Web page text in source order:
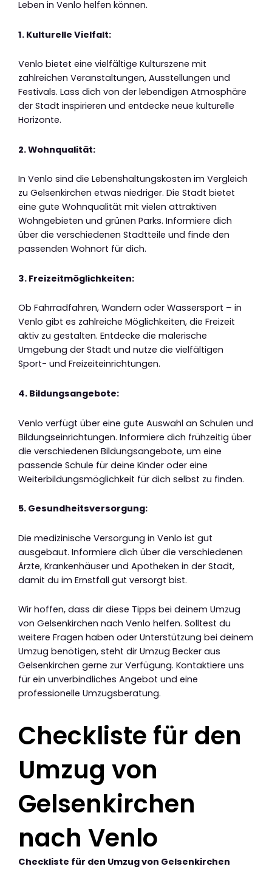
Leben in Venlo helfen können.
1. Kulturelle Vielfalt:
Venlo bietet eine vielfältige Kulturszene mit
zahlreichen Veranstaltungen, Ausstellungen und
Festivals. Lass dich von der lebendigen Atmosphäre
der Stadt inspirieren und entdecke neue kulturelle
Horizonte.
2. Wohnqualität:
In Venlo sind die Lebenshaltungskosten im Vergleich
zu Gelsenkirchen etwas niedriger. Die Stadt bietet
eine gute Wohnqualität mit vielen attraktiven
Wohngebieten und grünen Parks. Informiere dich
über die verschiedenen Stadtteile und finde den
passenden Wohnort für dich.
3. Freizeitmöglichkeiten:
Ob Fahrradfahren, Wandern oder Wassersport – in
Venlo gibt es zahlreiche Möglichkeiten, die Freizeit
aktiv zu gestalten. Entdecke die malerische
Umgebung der Stadt und nutze die vielfältigen
Sport- und Freizeiteinrichtungen.
4. Bildungsangebote:
Venlo verfügt über eine gute Auswahl an Schulen und
Bildungseinrichtungen. Informiere dich frühzeitig über
die verschiedenen Bildungsangebote, um eine
passende Schule für deine Kinder oder eine
Weiterbildungsmöglichkeit für dich selbst zu finden.
5. Gesundheitsversorgung:
Die medizinische Versorgung in Venlo ist gut
ausgebaut. Informiere dich über die verschiedenen
Ärzte, Krankenhäuser und Apotheken in der Stadt,
damit du im Ernstfall gut versorgt bist.
Wir hoffen, dass dir diese Tipps bei deinem Umzug
von Gelsenkirchen nach Venlo helfen. Solltest du
weitere Fragen haben oder Unterstützung bei deinem
Umzug benötigen, steht dir Umzug Becker aus
Gelsenkirchen gerne zur Verfügung. Kontaktiere uns
für ein unverbindliches Angebot und eine
professionelle Umzugsberatung.
Checkliste für den
Umzug von
Gelsenkirchen
nach Venlo
Checkliste für den Umzug von Gelsenkirchen